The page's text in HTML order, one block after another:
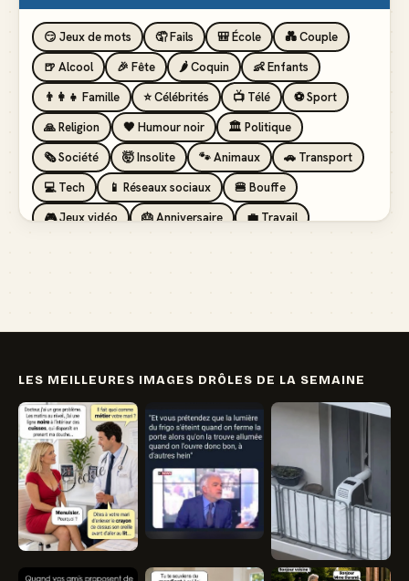
😏 Jeux de mots 🤦 Fails 🎒 École
💑 Couple
🍺 Alcool
🎉 Fête 🌶️ Coquin
👶 Enfants
👨‍👩‍👧 Famille
⭐ Célébrités 📺 Télé
⚽ Sport
🙏 Religion
🖤 Humour noir
🏛️ Politique
🗞️ Société
🤯 Insolite 🐾 Animaux
🚗 Transport
💻 Tech
📱 Réseaux sociaux
🍔 Bouffe
🎮 Jeux vidéo
🎂 Anniversaire
💼 Travail
LES MEILLEURES IMAGES DRÔLES DE LA SEMAINE